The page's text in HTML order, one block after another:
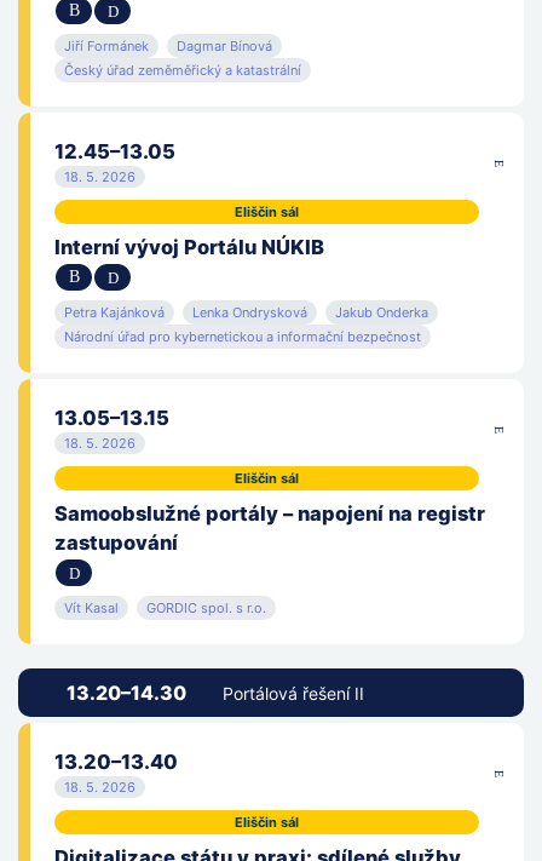
Jiří Formánek
Dagmar Bínová
Český úřad zeměměřický a katastrální
12.45–13.05
18. 5. 2026
Eliščin sál
Interní vývoj Portálu NÚKIB
Petra Kajánková Lenka Ondrysková
Jakub Onderka
Národní úřad pro kybernetickou a informační bezpečnost
13.05–13.15
18. 5. 2026
Eliščin sál
Samoobslužné portály – napojení na registr
zastupování
Vít Kasal GORDIC spol. s r.o.
13.20–14.30 Portálová řešení II
13.20–13.40
18. 5. 2026
Eliščin sál